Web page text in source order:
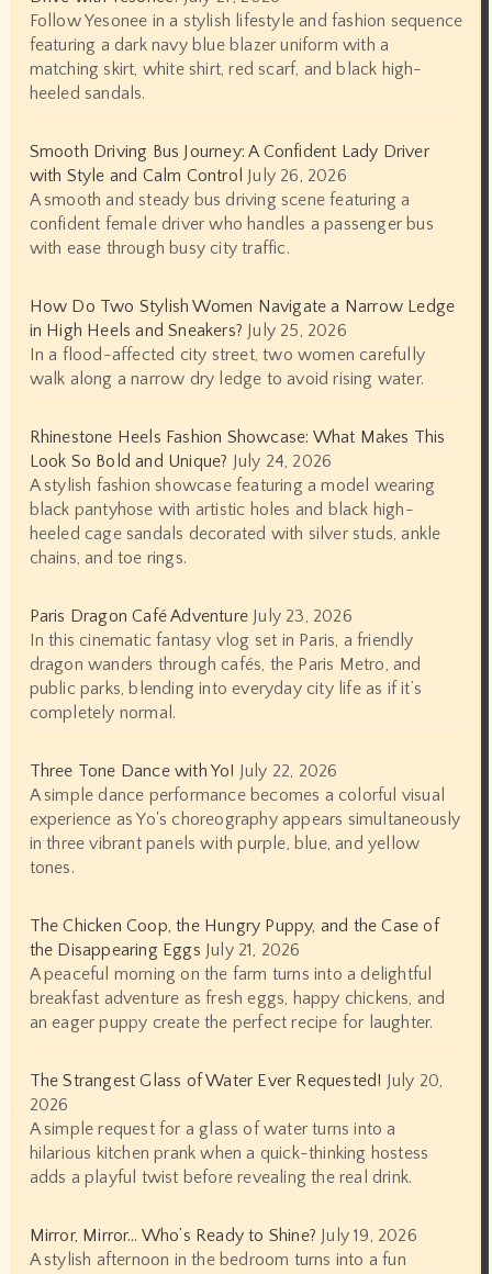
Follow Yesonee in a stylish lifestyle and fashion sequence
featuring a dark navy blue blazer uniform with a
matching skirt, white shirt, red scarf, and black high-
heeled sandals.
Smooth Driving Bus Journey: A Confident Lady Driver
with Style and Calm Control
July 26, 2026
A smooth and steady bus driving scene featuring a
confident female driver who handles a passenger bus
with ease through busy city traffic.
How Do Two Stylish Women Navigate a Narrow Ledge
in High Heels and Sneakers? July 25, 2026
In a flood-affected city street, two women carefully
walk along a narrow dry ledge to avoid rising water.
Rhinestone Heels Fashion Showcase: What Makes This
Look So Bold and Unique?
July 24, 2026
A stylish fashion showcase featuring a model wearing
black pantyhose with artistic holes and black high-
heeled cage sandals decorated with silver studs, ankle
chains, and toe rings.
Paris Dragon Café Adventure July 23, 2026
In this cinematic fantasy vlog set in Paris, a friendly
dragon wanders through cafés, the Paris Metro, and
public parks, blending into everyday city life as if it’s
completely normal.
Three Tone Dance with Yo!
July 22, 2026
A simple dance performance becomes a colorful visual
experience as Yo's choreography appears simultaneously
in three vibrant panels with purple, blue, and yellow
tones.
The Chicken Coop, the Hungry Puppy, and the Case of
the Disappearing Eggs July 21, 2026
A peaceful morning on the farm turns into a delightful
breakfast adventure as fresh eggs, happy chickens, and
an eager puppy create the perfect recipe for laughter.
The Strangest Glass of Water Ever Requested!
July 20,
2026
A simple request for a glass of water turns into a
hilarious kitchen prank when a quick-thinking hostess
adds a playful twist before revealing the real drink.
Mirror, Mirror… Who’s Ready to Shine? July 19, 2026
A stylish afternoon in the bedroom turns into a fun